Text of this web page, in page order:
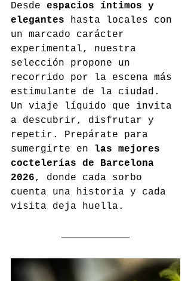
Desde espacios íntimos y
elegantes hasta locales con
un marcado carácter
experimental, nuestra
selección propone un
recorrido por la escena más
estimulante de la ciudad.
Un viaje líquido que invita
a descubrir, disfrutar y
repetir. Prepárate para
sumergirte en las mejores
coctelerías de Barcelona
2026, donde cada sorbo
cuenta una historia y cada
visita deja huella.